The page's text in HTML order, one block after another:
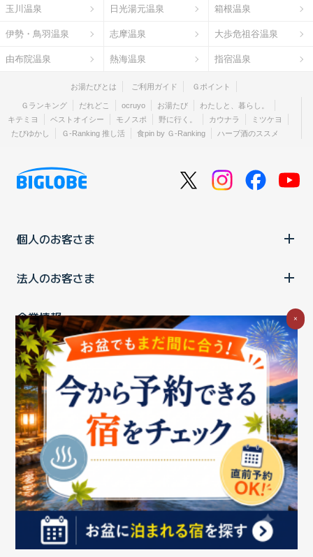
玉川温泉 日光湯元温泉 箱根温泉
伊勢・鳥羽温泉 志摩温泉 大歩危祖谷温泉
由布院温泉 熱海温泉 指宿温泉
お湯たびとは ご利用ガイド Ｇポイント
Ｇランキング だれどこ ocruyo お湯たび
わたしと、暮らし。
キテミヨ
ベストオイシー モノスポ 野に行く。 カウナラ
ミツケヨ
たびゆかし
Ｇ-Ranking 推し活 食pin by Ｇ-Ranking ハーブ酒のススメ
個人のお客さま
法人のお客さま
企業情報
ご利用中の方
お問い合わせ消費税の表示 ウェブアクセシビリティの取り組み
個人情報保護ポリシープライバシーポータル
Cookieポリシー
特定商取引法に基づく表記情報セキュリティ基本方針
商標についてBIGLOBEトップ
Copyright ©BIGLOBE Inc. 2026.All rights reserved.
×